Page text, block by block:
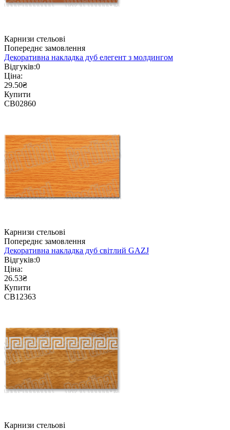
Карнизи стельові
Попереднє замовлення
Декоративна накладка дуб елегент з молдингом
Відгуків:0
Ціна:
29.50₴
Купити
CB02860
Карнизи стельові
Попереднє замовлення
Декоративна накладка дуб світлий GAZJ
Відгуків:0
Ціна:
26.53₴
Купити
CB12363
Карнизи стельові